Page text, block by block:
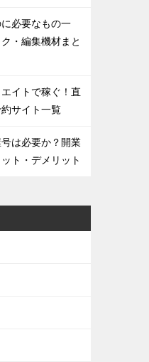
必要なもの一
・編集機材まと
イトで稼ぐ！直
サイト一覧
は必要か？開業
ト・デメリット